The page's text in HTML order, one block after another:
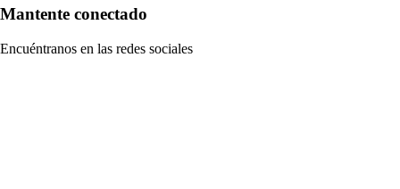
Mantente conectado
Encuéntranos en las redes sociales